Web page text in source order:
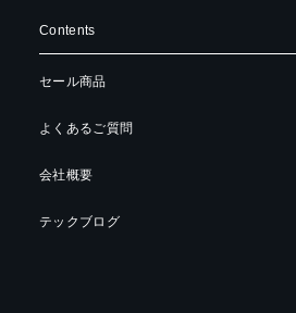
Contents
セール商品
よくあるご質問
会社概要
テックブログ